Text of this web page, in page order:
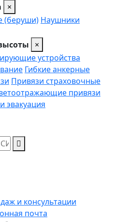
×
(беруши) Наушники
×
устройства
Гибкие анкерные
Привязи страховочные
привязи
эвакуация
и консультации
почта